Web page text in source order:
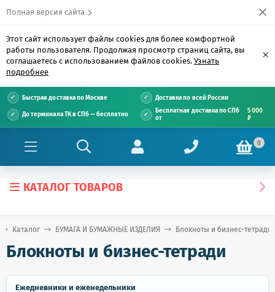
Полная версия сайта
Этот сайт использует файлы cookies для более комфортной
работы пользователя. Продолжая просмотр страниц сайта, вы
соглашаетесь с использованием файлов cookies. Узнать
подробнее
×
Быстрая доставка по Москве Доставка по всей России
До терминала ТК в СПб — бесплатно
Бесплатная доставка по СПб
от
5 000
₽
0
КАТАЛОГ ТОВАРОВ
Каталог БУМАГА И БУМАЖНЫЕ ИЗДЕЛИЯ Блокноты и бизнес-тетради
Блокноты и бизнес-тетради
Ежедневники и еженедельники